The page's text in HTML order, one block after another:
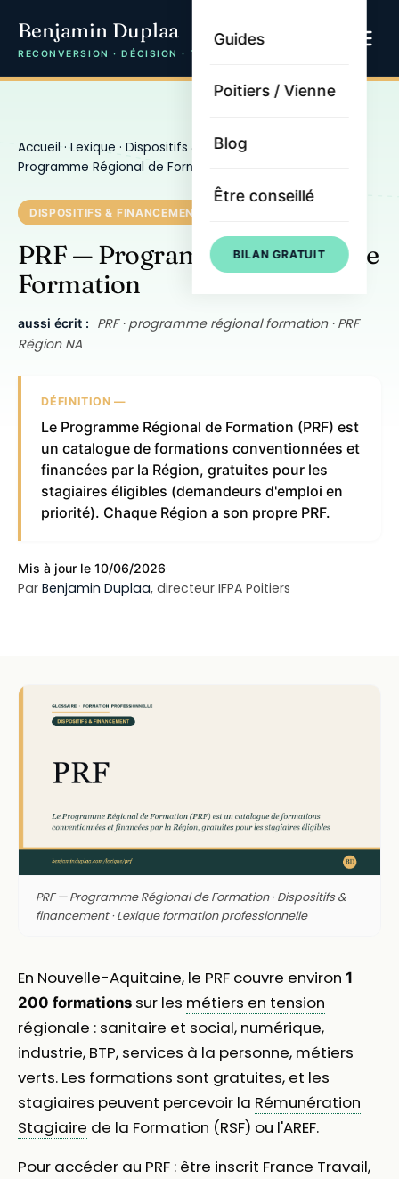
Benjamin Duplaa
RECONVERSION · DÉCISION · TRAJECTOIRE
Guides
Poitiers / Vienne
Blog
Être conseillé
BILAN GRATUIT
Accueil · Lexique · Dispositifs & financement
Programme Régional de Formation
DISPOSITIFS & FINANCEMENT
PRF — Programme Régional de
Formation
aussi écrit :
PRF · programme régional formation · PRF
Région NA
DÉFINITION —
Le Programme Régional de Formation (PRF) est
un catalogue de formations conventionnées et
financées par la Région, gratuites pour les
stagiaires éligibles (demandeurs d'emploi en
priorité). Chaque Région a son propre PRF.
Mis à jour le 10/06/2026·
Par Benjamin Duplaa, directeur IFPA Poitiers
PRF — Programme Régional de Formation · Dispositifs &
financement · Lexique formation professionnelle
En Nouvelle-Aquitaine, le PRF couvre environ 1
200 formations sur les métiers en tension
régionale : sanitaire et social, numérique,
industrie, BTP, services à la personne, métiers
verts. Les formations sont gratuites, et les
stagiaires peuvent percevoir la Rémunération
Stagiaire de la Formation (RSF) ou l'AREF.
Pour accéder au PRF : être inscrit France Travail,